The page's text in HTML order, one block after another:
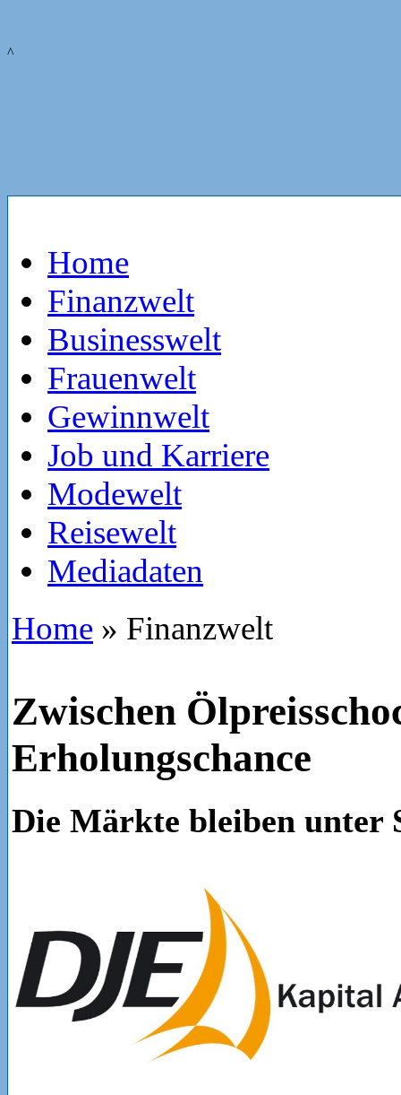
^
Home
Finanzwelt
Businesswelt
Frauenwelt
Gewinnwelt
Job und Karriere
Modewelt
Reisewelt
Mediadaten
Home » Finanzwelt
Zwischen
Erholungschance
Die Märkte bleiben unter